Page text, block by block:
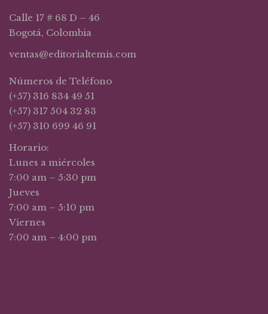
Calle 17 # 68 D – 46
Bogotá, Colombia
ventas@editorialtemis.com
Números de Teléfono
(+57) 316 834 49 51
(+57) 317 504 32 83
(+57) 310 699 46 91
Horario:
Lunes a miércoles
7:00 am – 5:30 pm
Jueves
7:00 am – 5:10 pm
Viernes
7:00 am – 4:00 pm